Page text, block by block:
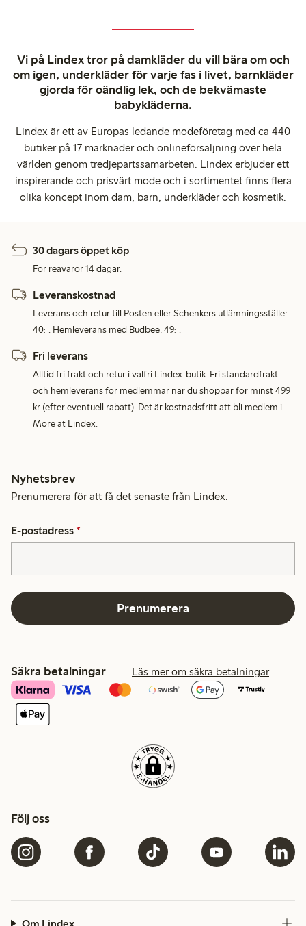
Vi på Lindex tror på damkläder du vill bära om och
om igen, underkläder för varje fas i livet, barnkläder
gjorda för oändlig lek, och de bekvämaste
babykläderna.
Lindex är ett av Europas ledande modeföretag med ca 440
butiker på 17 marknader och onlineförsäljning över hela
världen genom tredjepartssamarbeten. Lindex erbjuder ett
inspirerande och prisvärt mode och i sortimentet finns flera
olika koncept inom dam, barn, underkläder och kosmetik.
30 dagars öppet köp
För reavaror 14 dagar.
Leveranskostnad
Leverans och retur till Posten eller Schenkers utlämningsställe:
40:-. Hemleverans med Budbee: 49:-.
Fri leverans
Alltid fri frakt och retur i valfri Lindex-butik. Fri standardfrakt
och hemleverans för medlemmar när du shoppar för minst 499
kr (efter eventuell rabatt). Det är kostnadsfritt att bli medlem i
More at Lindex.
Nyhetsbrev
Prenumerera för att få det senaste från Lindex.
E-postadress *
Prenumerera
Säkra betalningar Läs mer om säkra betalningar
Följ oss